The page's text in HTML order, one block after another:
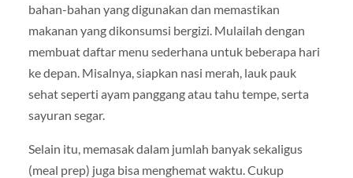
bahan-bahan yang digunakan dan memastikan
makanan yang dikonsumsi bergizi. Mulailah dengan
membuat daftar menu sederhana untuk beberapa hari
ke depan. Misalnya, siapkan nasi merah, lauk pauk
sehat seperti ayam panggang atau tahu tempe, serta
sayuran segar.
Selain itu, memasak dalam jumlah banyak sekaligus
(meal prep) juga bisa menghemat waktu. Cukup